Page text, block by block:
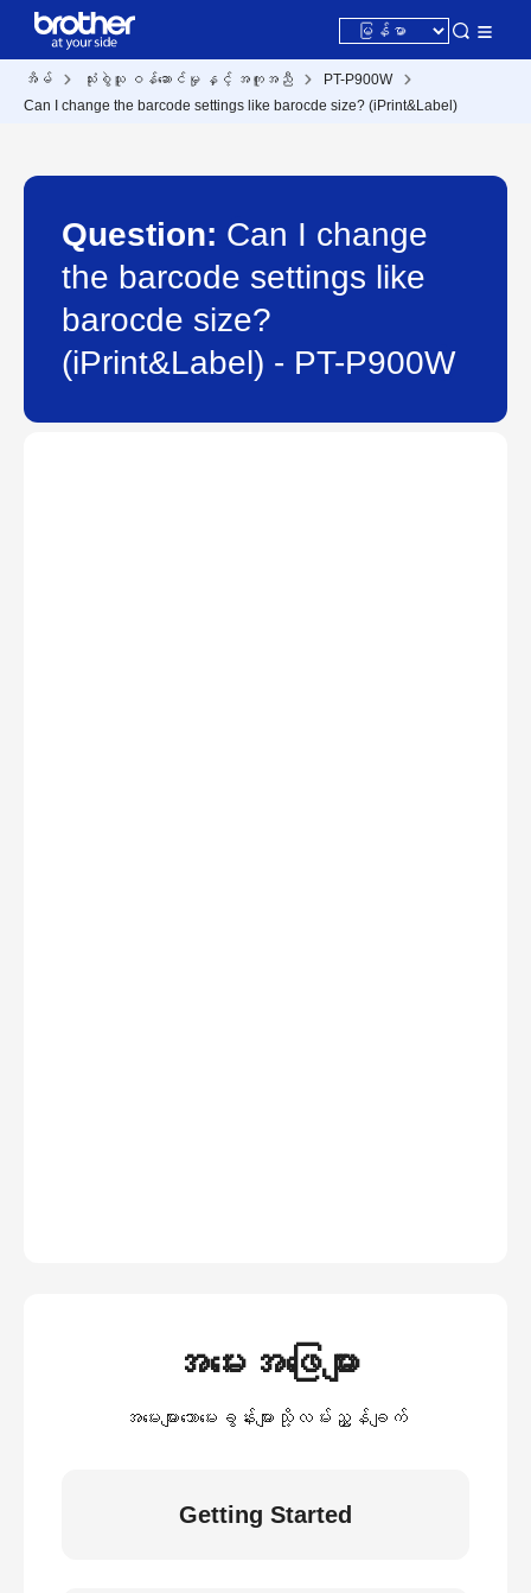
အိမ် သုံးစွဲသူ ဝန်ဆောင်မှု နှင့် အကူအညီ
PT-P900W
Can I change the barcode settings like barocde size? (iPrint&Label)
Question: Can I change
the barcode settings like
barocde size?
(iPrint&Label) - PT-P900W
အမေးအဖြေများ
အမေးများသောမေးခွန်းများသို့လမ်းညွှန်ချက်
Getting Started